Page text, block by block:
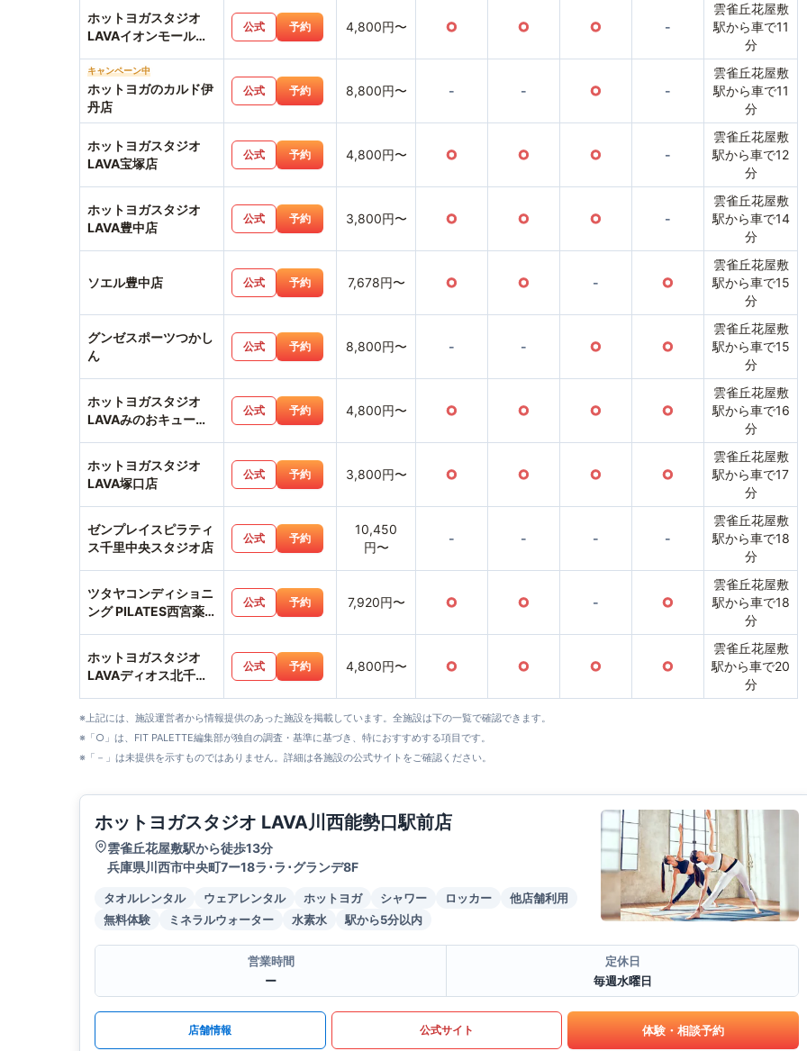
ホットヨガスタジオ
LAVAイオンモール伊
公式 予約 4,800円〜 ○ ○ ○ -
雲雀丘花屋敷
駅から車で11
分
キャンペーン中
ホットヨガのカルド伊
丹店
公式 予約 8,800円〜 - - ○ -
雲雀丘花屋敷
駅から車で11
分
ホットヨガスタジオ
LAVA宝塚店
公式 予約 4,800円〜 ○ ○ ○ -
雲雀丘花屋敷
駅から車で12
分
ホットヨガスタジオ
LAVA豊中店
公式 予約 3,800円〜 ○ ○ ○ -
雲雀丘花屋敷
駅から車で14
分
ソエル豊中店 公式 予約 7,678円〜 ○ ○ - ○
雲雀丘花屋敷
駅から車で15
分
グンゼスポーツつかし
ん
公式 予約 8,800円〜 - - ○ ○
雲雀丘花屋敷
駅から車で15
分
ホットヨガスタジオ
LAVAみのおキューズ
公式 予約 4,800円〜 ○ ○ ○ ○
雲雀丘花屋敷
駅から車で16
分
ホットヨガスタジオ
LAVA塚口店
公式 予約 3,800円〜 ○ ○ ○ ○
雲雀丘花屋敷
駅から車で17
分
ゼンプレイスピラティ
ス千里中央スタジオ店
公式 予約
10,450
円〜
- - - -
雲雀丘花屋敷
駅から車で18
分
ツタヤコンディショニ
ング PILATES西宮薬
公式 予約 7,920円〜 ○ ○ - ○
雲雀丘花屋敷
駅から車で18
分
ホットヨガスタジオ
LAVAディオス北千里
公式 予約 4,800円〜 ○ ○ ○ ○
雲雀丘花屋敷
駅から車で20
分
※上記には、施設運営者から情報提供のあった施設を掲載しています。全施設は下の一覧で確認できます。
※「○」は、FIT PALETTE編集部が独自の調査・基準に基づき、特におすすめする項目です。
※「－」は未提供を示すものではありません。詳細は各施設の公式サイトをご確認ください。
ホットヨガスタジオ LAVA川西能勢口駅前店
雲雀丘花屋敷駅から徒歩13分
兵庫県川西市中央町7ー18ラ･ラ･グランデ8F
タオルレンタル ウェアレンタル ホットヨガ シャワー ロッカー
他店舗利用
無料体験
ミネラルウォーター 水素水 駅から5分以内
営業時間
ー
定休日
毎週水曜日
店舗情報 公式サイト 体験・相談予約